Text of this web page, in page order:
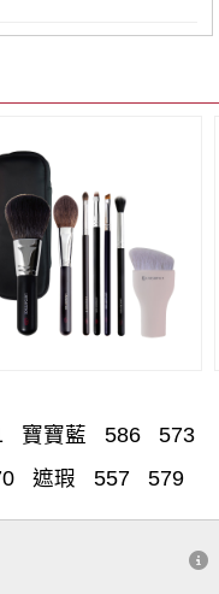
寶寶藍 586
573
遮瑕 557
579
底液 腮紅
560